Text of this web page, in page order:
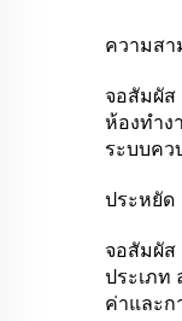
ความสา
จอสัมผัส
ห้องทำง
ระบบคว
ประหยัด
จอสัมผัส
ประเภท
ค่าและก